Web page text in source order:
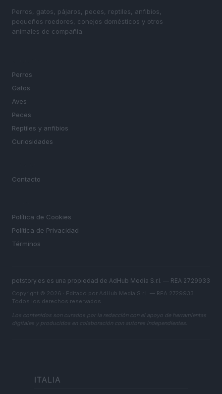
Perros, gatos, pájaros, peces, reptiles, anfibios,
pequeños roedores, conejos domésticos y otros
animales de compañía.
Perros
Gatos
Aves
Peces
Reptiles y anfibios
Curiosidades
Contacto
Política de Cookies
Política de Privacidad
Términos
petstory.es es una propiedad de AdHub Media S.r.l. — REA 2729933
Copyright © 2026 · Editado por AdHub Media S.r.l. — REA 2729933
Todos los derechos reservados
Los contenidos son curados por la redacción con el apoyo de herramientas
digitales y producidos en colaboración con autores independientes.
ITALIA